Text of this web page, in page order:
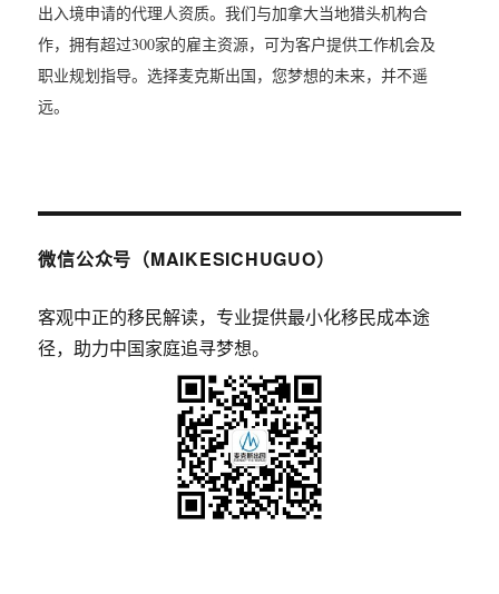
出入境申请的代理人资质。我们与加拿大当地猎头机构合
作，拥有超过300家的雇主资源，可为客户提供工作机会及
职业规划指导。选择麦克斯出国，您梦想的未来，并不遥
远。
微信公众号（MAIKESICHUGUO）
客观中正的移民解读，专业提供最小化移民成本途
径，助力中国家庭追寻梦想。